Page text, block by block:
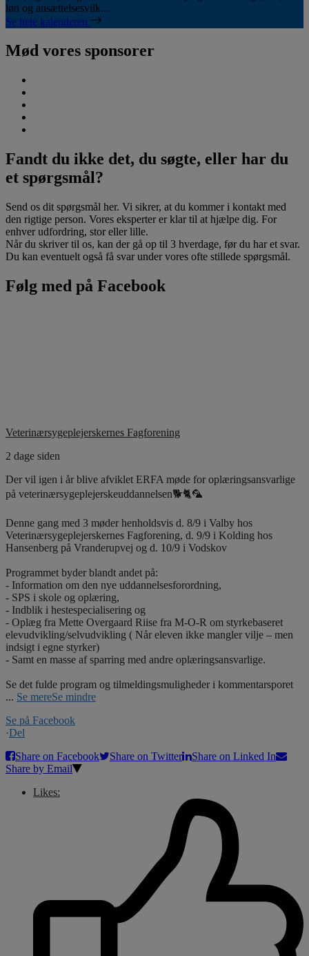
løn og ansættelsesvilk...
Se hele kalenderen
Mød vores sponsorer
Fandt du ikke det, du søgte, eller har du
et spørgsmål?
Send os dit spørgsmål her. Vi sikrer, at du kommer i kontakt med
den rigtige person. Vores eksperter er klar til at hjælpe dig. For
enhver udfordring, stor eller lille.
Når du skriver til os, kan der gå op til 3 hverdage, før du har et svar.
Du kan eventuelt også få svar under vores ofte stillede spørgsmål.
Følg med på Facebook
Veterinærsygeplejerskernes Fagforening
2 dage siden
Der vil igen i år blive afviklet ERFA møde for oplæringsansvarlige
på veterinærsygeplejerskeuddannelsen🐕🐈🦜
Denne gang med 3 møder henholdsvis d. 8/9 i Valby hos
Veterinærsygeplejerskernes Fagforening, d. 9/9 i Kolding hos
Hansenberg på Vranderupvej og d. 10/9 i Vodskov
Programmet byder blandt andet på:
- Information om den nye uddannelsesforordning,
- SPS i skole og oplæring,
- Indblik i hestespecialisering og
- Oplæg fra Mette Overgaard Riise fra M-O-R om styrkebaseret
elevudvikling/selvudvikling ( Når eleven ikke mangler vilje – men
indsigt i egne styrker)
- Samt en masse af sparring med andre oplæringsansvarlige.
Se det fulde program og tilmeldingsmuligheder i kommentarsporet
... Se mereSe mindre
Se på Facebook
·Del
Share on Facebook
Share on Twitter
Share on Linked In
Share by Email
Likes: